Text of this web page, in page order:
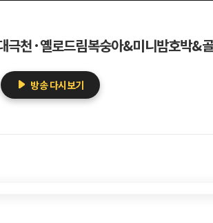
극천·옐로드림복숭아&미니밤호박&
방송 다시보기